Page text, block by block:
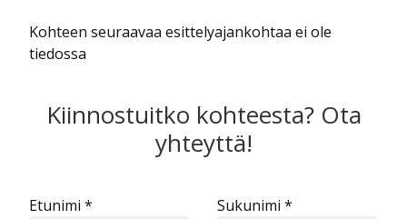
Kohteen seuraavaa esittelyajankohtaa ei ole
tiedossa
Kiinnostuitko kohteesta? Ota
yhteyttä!
Etunimi * Sukunimi *